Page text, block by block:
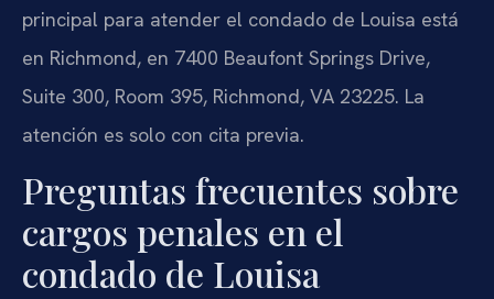
principal para atender el condado de Louisa está
en Richmond, en 7400 Beaufont Springs Drive,
Suite 300, Room 395, Richmond, VA 23225. La
atención es solo con cita previa.
Preguntas frecuentes sobre
cargos penales en el
condado de Louisa